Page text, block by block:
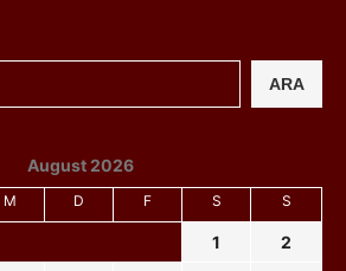
ARA
August 2026
M D F S S
1
2